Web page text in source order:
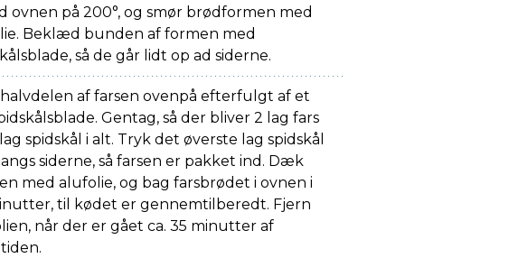
ovnen på 200°, og smør brødformen med
Beklæd bunden af formen med
så de går lidt op ad siderne.
af farsen ovenpå efterfulgt af et
Gentag, så der bliver 2 lag fars
spidskål i alt. Tryk det øverste lag spidskål
siderne, så farsen er pakket ind. Dæk
med alufolie, og bag farsbrødet i ovnen i
til kødet er gennemtilberedt. Fjern
når der er gået ca. 35 minutter af